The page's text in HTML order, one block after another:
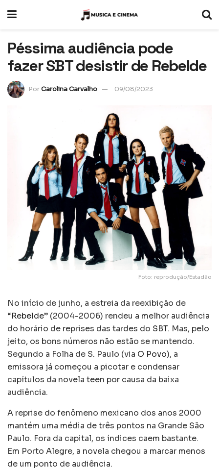
Péssima audiência pode
fazer SBT desistir de Rebelde
PorCarolina Carvalho 09/08/2023
Foto: reprodução/Estadão
No início de junho, a estreia da reexibição de
“Rebelde” (2004-2006) rendeu a melhor audiência
do horário de reprises das tardes do SBT. Mas, pelo
jeito, os bons números não estão se mantendo.
Segundo a Folha de S. Paulo (via O Povo), a
emissora já começou a picotar e condensar
capítulos da novela teen por causa da baixa
audiência.
A reprise do fenômeno mexicano dos anos 2000
mantém uma média de três pontos na Grande São
Paulo. Fora da capital, os índices caem bastante.
Em Porto Alegre, a novela chegou a marcar menos
de um ponto de audiência.